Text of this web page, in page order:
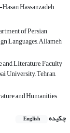
Hassanzadeh
of Persian
Languages, Allameh
and Literature, Faculty
University, Tehran,
and Humanities,
چکیده
English